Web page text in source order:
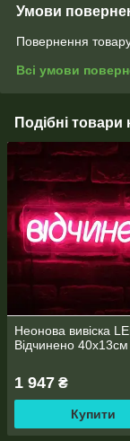
Умови
Повернення
Всі умови
Подібні товари
Неонова вивіска
Відчинено 40х13см
1 947 ₴
Купити